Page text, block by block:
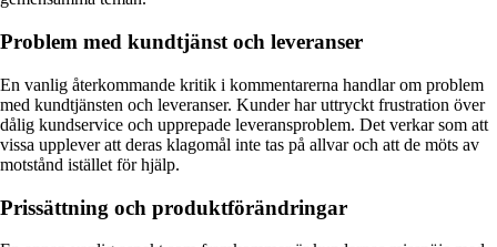
Problem med kundtjänst och leveranser
En vanlig återkommande kritik i kommentarerna handlar om problem
med kundtjänsten och leveranser. Kunder har uttryckt frustration över
dålig kundservice och upprepade leveransproblem. Det verkar som att
vissa upplever att deras klagomål inte tas på allvar och att de möts av
motstånd istället för hjälp.
Prissättning och produktförändringar